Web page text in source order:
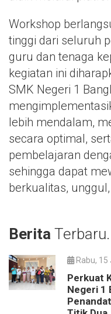
Workshop
tinggi dari seluruh
guru dan tenaga
kegiatan ini
SMK Negeri 1
lebih mendalam,
secara optimal,
pembelajaran
sehingga dapat
berkualitas,
Berita Terbaru.
Rabu, 15
Perkuat
Negeri 1